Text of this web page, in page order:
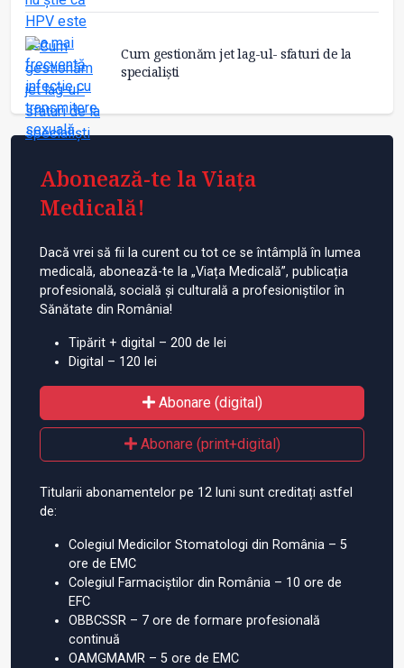
Cum gestionăm jet lag-ul- sfaturi de la
specialiști
Abonează-te la Viața
Medicală!
Dacă vrei să fii la curent cu tot ce se întâmplă în lumea
medicală, abonează-te la „Viața Medicală”, publicația
profesională, socială și culturală a profesioniștilor în
Sănătate din România!
Tipărit + digital – 200 de lei
Digital – 120 lei
Abonare (digital)
Abonare (print+digital)
Titularii abonamentelor pe 12 luni sunt creditați astfel
de:
Colegiul Medicilor Stomatologi din România – 5
ore de EMC
Colegiul Farmaciștilor din România – 10 ore de
EFC
OBBCSSR – 7 ore de formare profesională
continuă
OAMGMAMR – 5 ore de EMC